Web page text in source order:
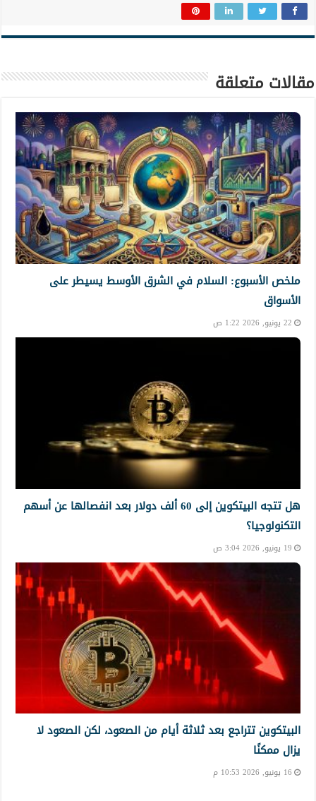
مقالات متعلقة
ملخص الأسبوع: السلام في الشرق الأوسط يسيطر على
الأسواق
22 يونيو, 2026 1:22 ص
هل تتجه البيتكوين إلى 60 ألف دولار بعد انفصالها عن أسهم
التكنولوجيا؟
19 يونيو, 2026 3:04 ص
البيتكوين تتراجع بعد ثلاثة أيام من الصعود، لكن الصعود لا
يزال ممكنًا
16 يونيو, 2026 10:53 م